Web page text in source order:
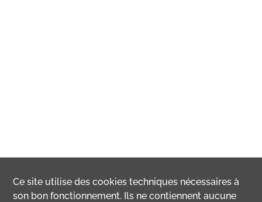
Ce site utilise descookies techniques nécessaires à
son bon fonctionnement. Ils ne contiennent aucune